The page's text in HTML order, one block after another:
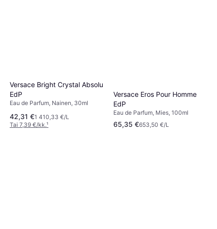
Versace Bright Crystal Absolu
EdP
Eau de Parfum, Nainen, 30ml
42,31 €1 410,33 €/L
Tai 7,39 €/kk.¹
Versace Eros Pour Homme
EdP
Eau de Parfum, Mies, 100ml
65,35 €653,50 €/L